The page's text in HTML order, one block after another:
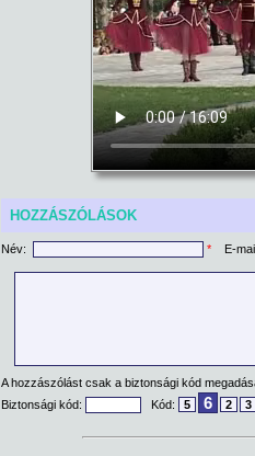
HOZZÁSZÓLÁSOK
Név: * E-
A hozzászólást csak a biztonsági kód
Biztonsági kód:
Kód: 5 6 2 3